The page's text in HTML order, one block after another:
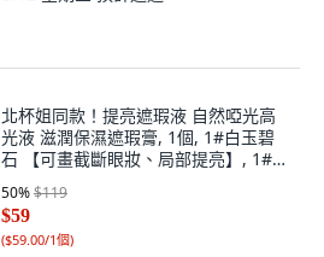
北杯姐同款！提亮遮瑕液 自然啞光高
光液 滋潤保濕遮瑕膏, 1個, 1#白玉碧
石 【可畫截斷眼妝、局部提亮】, 1#
白玉碧石【可畫截斷眼妝 區域性提
亮】
50%$119
$59
($59.00/1個)